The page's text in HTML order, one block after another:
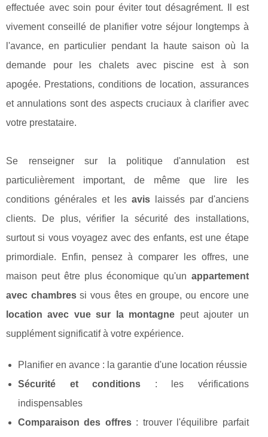
effectuée avec soin pour éviter tout désagrément. Il est
vivement conseillé de planifier votre séjour longtemps à
l'avance, en particulier pendant la haute saison où la
demande pour les chalets avec piscine est à son
apogée. Prestations, conditions de location, assurances
et annulations sont des aspects cruciaux à clarifier avec
votre prestataire.
Se renseigner sur la politique d'annulation est
particulièrement important, de même que lire les
conditions générales et les avislaissés par d'anciens
clients. De plus, vérifier la sécurité des installations,
surtout si vous voyagez avec des enfants, est une étape
primordiale. Enfin, pensez à comparer les offres, une
maison peut être plus économique qu'un appartement
avec chambressi vous êtes en groupe, ou encore une
location avec vue sur la montagne peut ajouter un
supplément significatif à votre expérience.
Planifier en avance : la garantie d'une location réussie
Sécurité et conditions : les vérifications
indispensables
Comparaison des offres: trouver l'équilibre parfait